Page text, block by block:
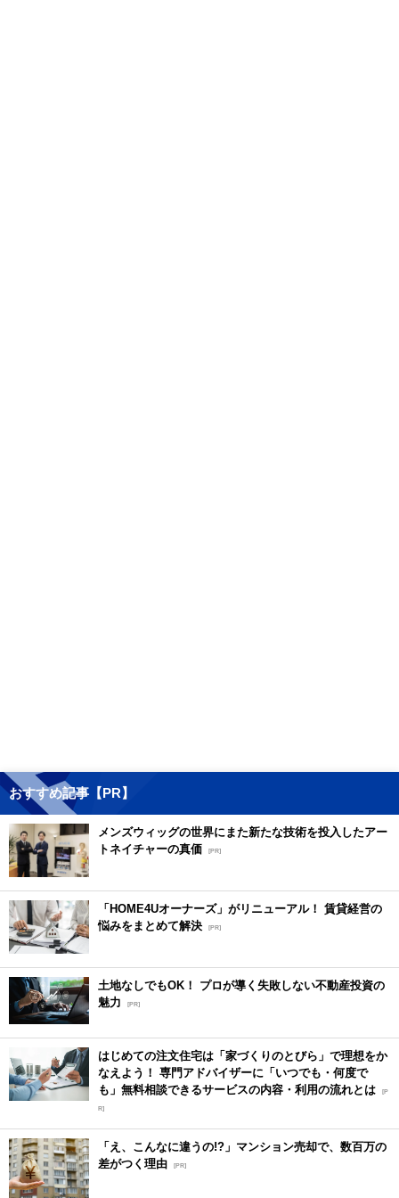
おすすめ記事【PR】
メンズウィッグの世界にまた新たな技術を投入したアー
トネイチャーの真価 [PR]
「HOME4Uオーナーズ」がリニューアル！ 賃貸経営の
悩みをまとめて解決 [PR]
土地なしでもOK！ プロが導く失敗しない不動産投資の
魅力
[PR]
はじめての注文住宅は「家づくりのとびら」で理想をか
なえよう！ 専門アドバイザーに「いつでも・何度で
も」無料相談できるサービスの内容・利用の流れとは [P
R]
「え、こんなに違うの!?」マンション売却で、数百万の
差がつく理由 [PR]